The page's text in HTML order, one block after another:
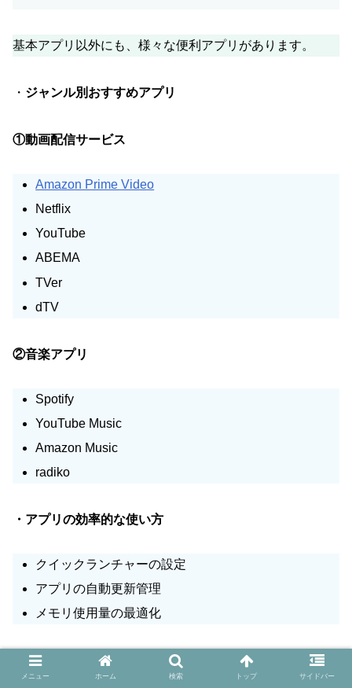
基本アプリ以外にも、様々な便利アプリがあります。
・ ジャンル別おすすめアプリ
①動画配信サービス
Amazon Prime Video
Netflix
YouTube
ABEMA
TVer
dTV
②音楽アプリ
Spotify
YouTube Music
Amazon Music
radiko
・アプリの効率的な使い方
クイックランチャーの設定
アプリの自動更新管理
メモリ使用量の最適化
ショートカット設定
メニュー ホーム 検索 トップ サイドバー